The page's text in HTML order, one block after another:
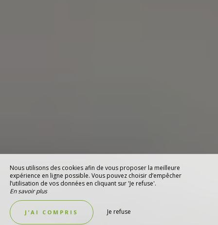
Nous utilisons des cookies afin de vous proposer la meilleure
expérience en ligne possible. Vous pouvez choisir d’empêcher
l’utilisation de vos données en cliquant sur 'Je refuse'.
En savoir plus
J’AI COMPRIS Je refuse